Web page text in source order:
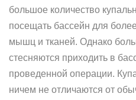
большое количество
посещать бассейн для
мышц и тканей. Однако
стесняются приходить в
проведенной операции.
ничем не отличаются от